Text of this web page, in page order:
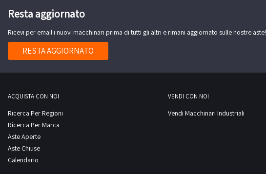
Resta aggiornato
Ricevi per email i nuovi macchinari prima di tutti gli altri e rimani aggiornato sulle nostre aste!
RESTA AGGIORNATO
ACQUISTA CON NOI
Ricerca Per Regioni
Ricerca Per Marca
Aste Aperte
Aste Chiuse
Calendario
VENDI CON NOI
Vendi Macchinari Industriali